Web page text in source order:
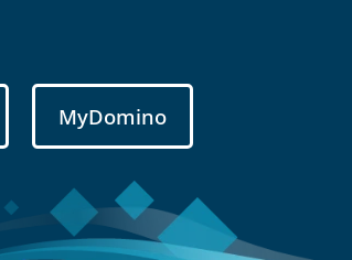
MyDomino